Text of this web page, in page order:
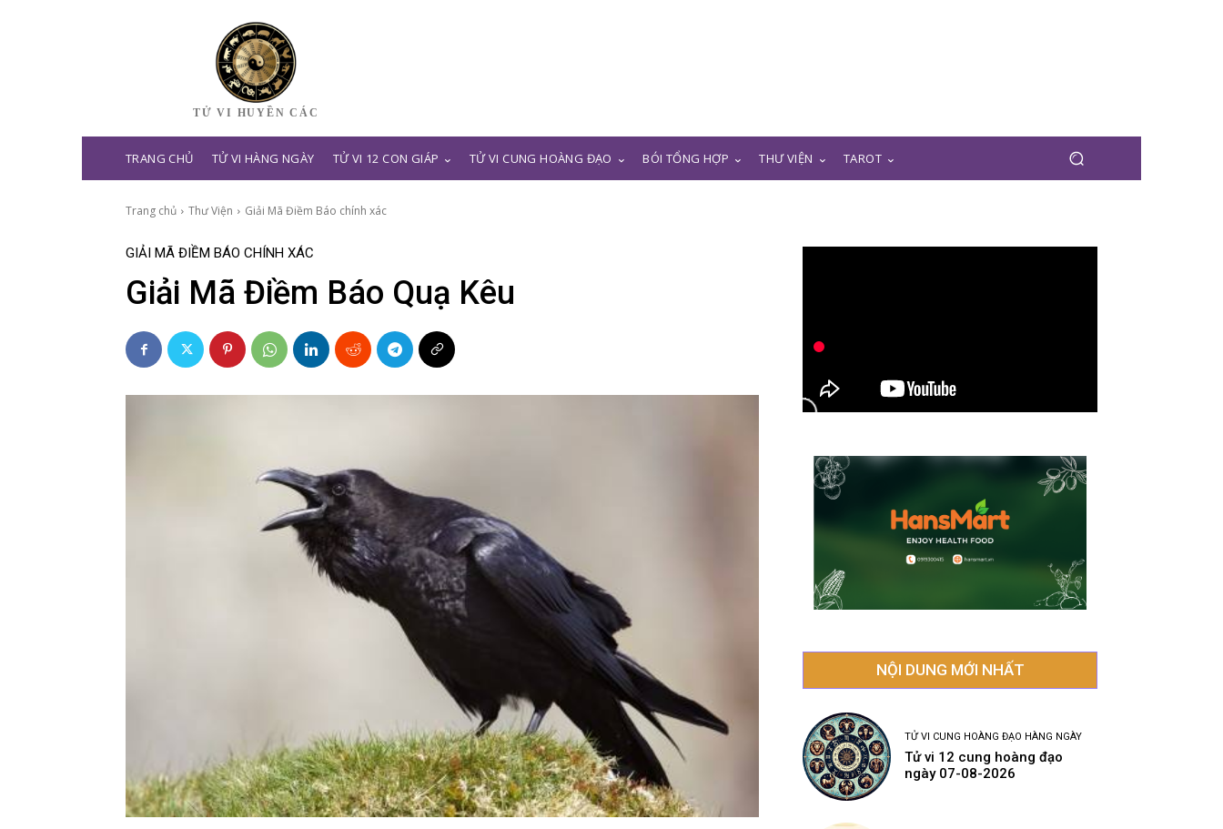
TỬ VI HUYỀN CÁC
TRANG CHỦ TỬ VI HÀNG NGÀY TỬ VI 12 CON GIÁP TỬ VI CUNG HOÀNG ĐẠO BÓI TỔNG HỢP THƯ VIỆN TAROT
Trang chủ Thư Viện Giải Mã Điềm Báo chính xác
GIẢI MÃ ĐIỀM BÁO CHÍNH XÁC
Giải Mã Điềm Báo Quạ Kêu
NỘI DUNG MỚI NHẤT
TỬ VI CUNG HOÀNG ĐẠO HÀNG NGÀY
Tử vi 12 cung hoàng đạo
ngày 07-08-2026